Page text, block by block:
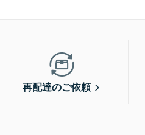
再配達のご依頼